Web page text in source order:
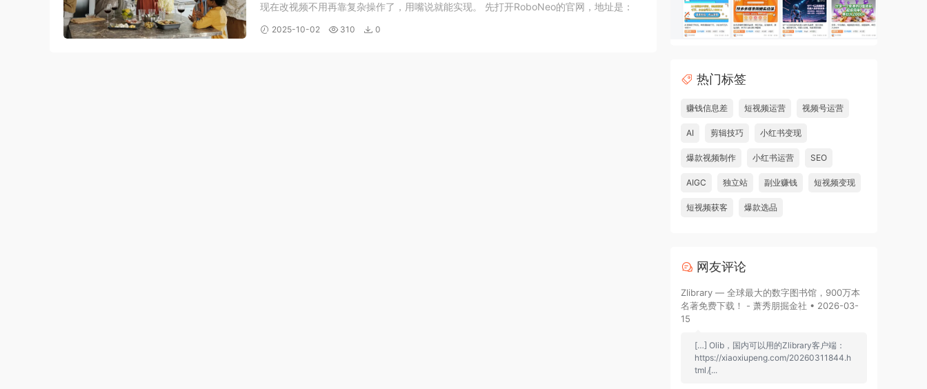
现在改视频不用再靠复杂操作了，用嘴说就能实现。 先打开RoboNeo的官网，地址是：
https://www.roboneo.com/home 接着把要改的视频上传上去，操作没什么难度，跟平时
2025-10-02 310 0
热门标签
赚钱信息差 短视频运营 视频号运营
AI 剪辑技巧 小红书变现
爆款视频制作 小红书运营 SEO
AIGC 独立站 副业赚钱 短视频变现
短视频获客 爆款选品
网友评论
Zlibrary — 全球最大的数字图书馆，900万本
名著免费下载！ - 萧秀朋掘金社 • 2026-03-
15
[…] Olib，国内可以用的Zlibrary客户端：
https://xiaoxiupeng.com/20260311844.h
tml [̷...